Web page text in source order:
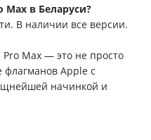
Max в Беларуси?
В наличии все версии.
Max — это не просто
флагманов Apple с
начинкой и